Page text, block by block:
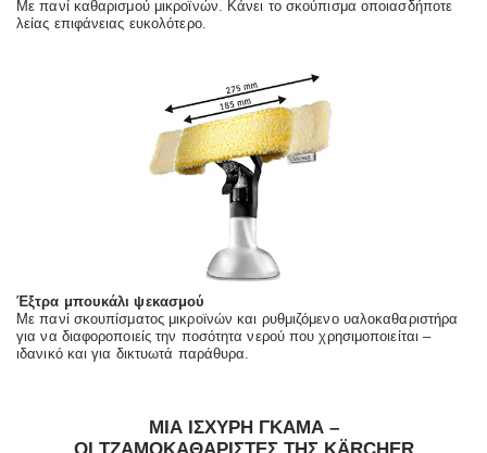
Με πανί καθαρισμού μικροϊνών. Κάνει το σκούπισμα οποιασδήποτε
λείας επιφάνειας ευκολότερο.
Έξτρα μπουκάλι ψεκασμού
Με πανί σκουπίσματος μικροϊνών και ρυθμιζόμενο υαλοκαθαριστήρα
για να διαφοροποιείς την ποσότητα νερού που χρησιμοποιείται –
ιδανικό και για δικτυωτά παράθυρα.
ΜΙΑ ΙΣΧΥΡΗ ΓΚΑΜΑ –